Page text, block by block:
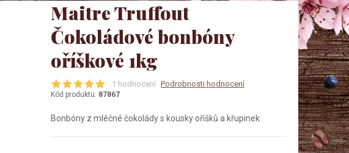
Maitre Truffout
Čokoládové bonbóny
oříškové 1kg
1 hodnocení Podrobnosti hodnocení
Kód produktu: 87867
Bonbóny z mléčné čokolády s kousky oříšků a křupinek